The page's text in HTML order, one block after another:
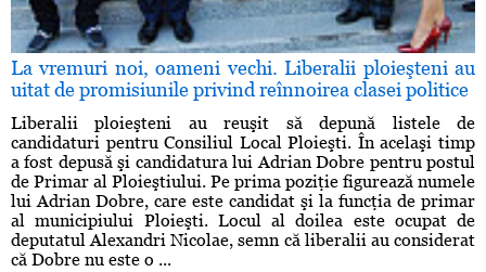
La vremuri noi, oameni vechi. Liberalii ploieşteni au
uitat de promisiunile privind reînnoirea clasei politice
Liberalii ploieşteni au reuşit să depună listele de
candidaturi pentru Consiliul Local Ploieşti. În acelaşi timp
a fost depusă şi candidatura lui Adrian Dobre pentru postul
de Primar al Ploieştiului. Pe prima poziţie figurează numele
lui Adrian Dobre, care este candidat şi la funcţia de primar
al municipiului Ploieşti. Locul al doilea este ocupat de
deputatul Alexandri Nicolae, semn că liberalii au considerat
că Dobre nu este o ...